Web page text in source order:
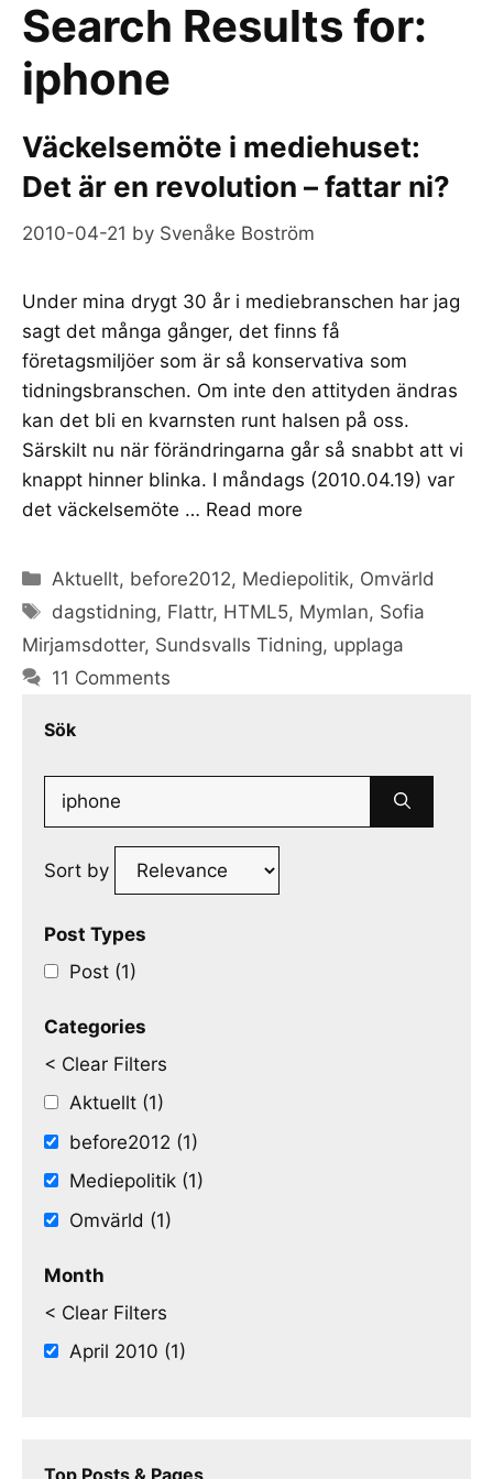
Search Results for:
iphone
Väckelsemöte i mediehuset:
Det är en revolution – fattar ni?
2010-04-21 by Svenåke Boström
Under mina drygt 30 år i mediebranschen har jag
sagt det många gånger, det finns få
företagsmiljöer som är så konservativa som
tidningsbranschen. Om inte den attityden ändras
kan det bli en kvarnsten runt halsen på oss.
Särskilt nu när förändringarna går så snabbt att vi
knappt hinner blinka. I måndags (2010.04.19) var
det väckelsemöte … Read more
Categories
Aktuellt, before2012, Mediepolitik, Omvärld
Tags
dagstidning, Flattr, HTML5, Mymlan, Sofia
Mirjamsdotter, Sundsvalls Tidning, upplaga
11 Comments
Sök
Search
for:
Sort by
Post Types
Post (1)
Categories
< Clear Filters
Aktuellt (1)
before2012 (1)
Mediepolitik (1)
Omvärld (1)
Month
< Clear Filters
April 2010 (1)
Top Posts & Pages